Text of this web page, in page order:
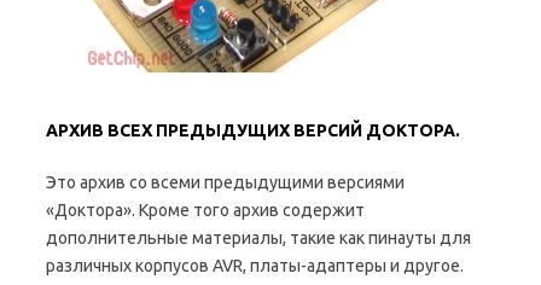
АРХИВ ВСЕХ ПРЕДЫДУЩИХ ВЕРСИЙ ДОКТОРА.
Это архив со всеми предыдущими версиями
«Доктора». Кроме того архив содержит
дополнительные материалы, такие как пинауты для
различных корпусов AVR, платы-адаптеры и другое.